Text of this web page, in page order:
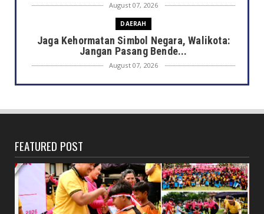
August 07, 2026
DAERAH
Jaga Kehormatan Simbol Negara, Walikota:
Jangan Pasang Bende...
August 07, 2026
DAERAH
Bagikan 5.000 Bendera ...
Saat Amal Masjid Keliru, Nasib Negeri
Mengharu-biru
August 07, 2026
HONDA
FEATURED POST